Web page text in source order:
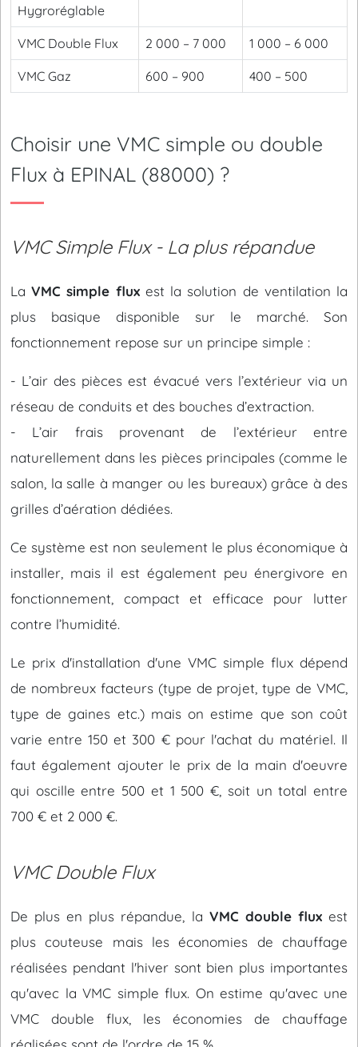
Hygroréglable
VMC Double Flux 2 000 – 7 000 1 000 – 6 000
VMC Gaz 600 – 900 400 – 500
Choisir une VMC simple ou double
Flux à EPINAL (88000) ?
VMC Simple Flux - La plus répandue
LaVMC simple fluxest la solution de ventilation la
plus basique disponible sur le marché. Son
fonctionnement repose sur un principe simple :
- L’air des pièces est évacué vers l’extérieur via un
réseau de conduits et des bouches d’extraction.
- L’air frais provenant de l’extérieur entre
naturellement dans les pièces principales (comme le
salon, la salle à manger ou les bureaux) grâce à des
grilles d’aération dédiées.
Ce système est non seulement le plus économique à
installer, mais il est également peu énergivore en
fonctionnement, compact et efficace pour lutter
contre l’humidité.
Le prix d'installation d'une VMC simple flux dépend
de nombreux facteurs (type de projet, type de VMC,
type de gaines etc.) mais on estime que son coût
varie entre 150 et 300 € pour l'achat du matériel. Il
faut également ajouter le prix de la main d'oeuvre
qui oscille entre 500 et 1 500 €, soit un total entre
700 € et 2 000 €.
VMC Double Flux
De plus en plus répandue, la VMC double fluxest
plus couteuse mais les économies de chauffage
réalisées pendant l'hiver sont bien plus importantes
qu'avec la VMC simple flux. On estime qu'avec une
VMC double flux, les économies de chauffage